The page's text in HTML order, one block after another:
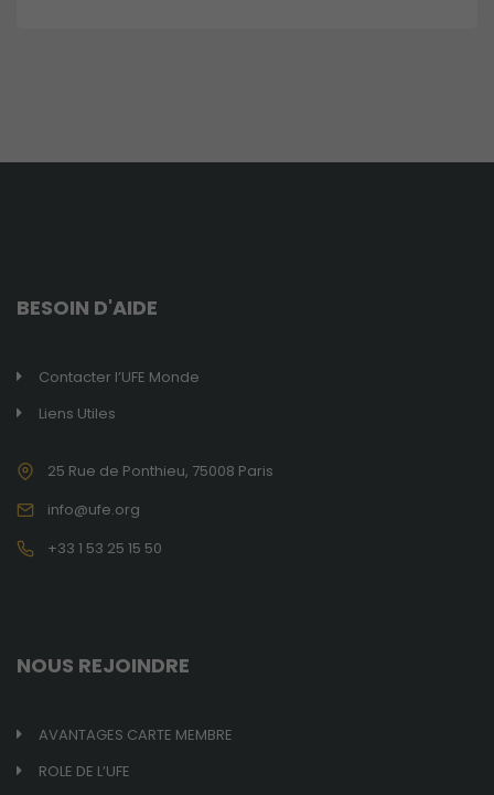
BESOIN D'AIDE
Contacter l’UFE Monde
Liens Utiles
25 Rue de Ponthieu, 75008 Paris
info@ufe.org
+33 1 53 25 15 50
NOUS REJOINDRE
AVANTAGES CARTE MEMBRE
ROLE DE L’UFE
de